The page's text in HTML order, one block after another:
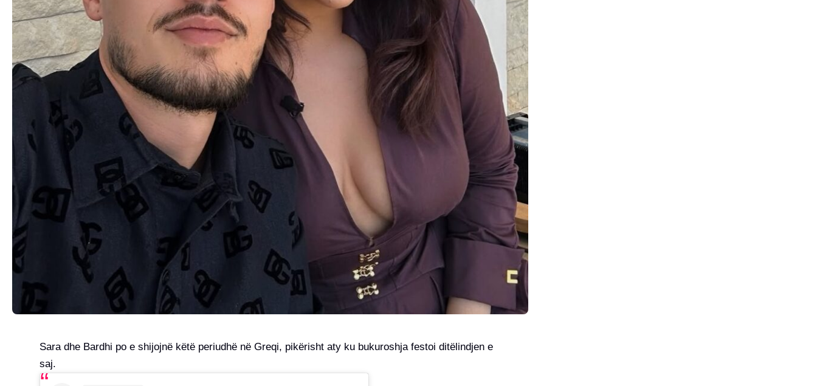
Sara dhe Bardhi po e shijojnë këtë periudhë në Greqi, pikërisht aty ku bukuroshja festoi ditëlindjen e
saj.